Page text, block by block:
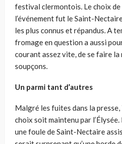
festival clermontois. Le choix
l’événement fut le Saint-
les plus connus et répandus. A
fromage en question a aussi
courant assez vite, de se faire la
soupçons.
Un parmi tant d’autres
Malgré les fuites dans la
choix soit maintenu par
une foule de Saint-Nectaire